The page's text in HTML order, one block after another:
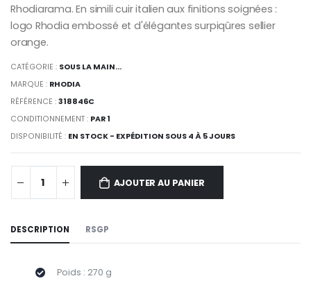
Rhodiarama. En simili cuir italien aux finitions soignées :
logo Rhodia embossé et d'élégantes surpiqûres sellier
orange.
CATÉGORIE : SOUS LA MAIN...
MARQUE : RHODIA
RÉFÉRENCE :318846C
CONDITIONNEMENT : PAR 1
DISPONIBILITÉ : EN STOCK - EXPÉDITION SOUS 4 À 5 JOURS
AJOUTER AU PANIER
DESCRIPTION RSGP
Poids : 270 g